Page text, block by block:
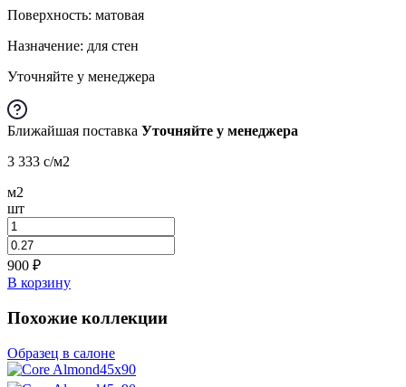
Поверхность: матовая
Назначение: для стен
Уточняйте у менеджера
Ближайшая поставка Уточняйте у менеджера
3 333 c/м2
м2
шт
900 ₽
В корзину
Похожие коллекции
Образец в салоне